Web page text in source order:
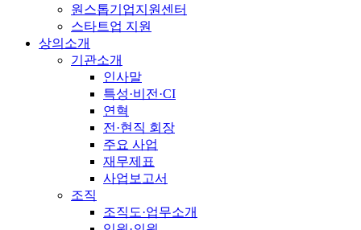
원스톱기업지원센터
스타트업 지원
상의소개
기관소개
인사말
특성·비전·CI
연혁
전·현직 회장
주요 사업
재무제표
사업보고서
조직
조직도·업무소개